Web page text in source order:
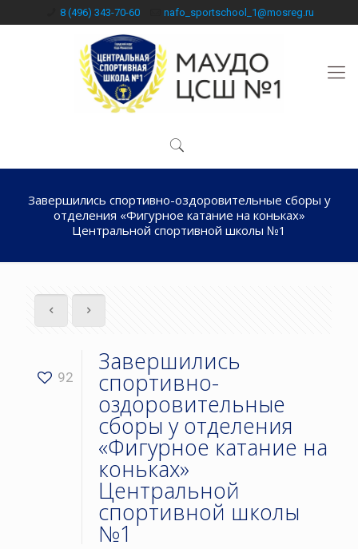
8 (496) 343-70-60 nafo_sportschool_1@mosreg.ru
Завершились спортивно-оздоровительные сборы у
отделения «Фигурное катание на коньках»
Центральной спортивной школы №1
92
Завершились
спортивно-
оздоровительные
сборы у отделения
«Фигурное катание на
коньках»
Центральной
спортивной школы
№1